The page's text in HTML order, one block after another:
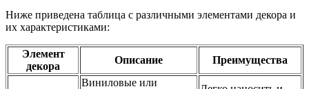
Ниже приведена таблица с различными элементами декора и
их характеристиками:
Элемент
декора
Описание Преимущества
Виниловые или